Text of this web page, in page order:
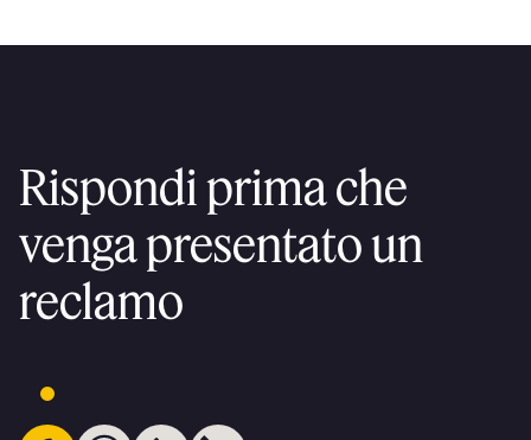
Rispondi prima che
venga presentato un
reclamo